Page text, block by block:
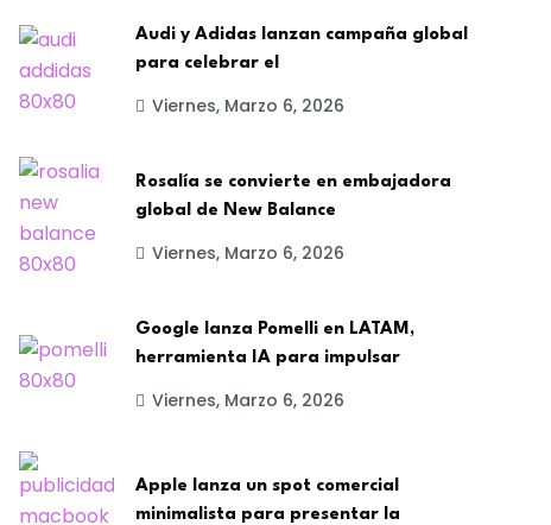
Audi y Adidas lanzan campaña global
para celebrar el
Viernes, Marzo 6, 2026
Rosalía se convierte en embajadora
global de New Balance
Viernes, Marzo 6, 2026
Google lanza Pomelli en LATAM,
herramienta IA para impulsar
Viernes, Marzo 6, 2026
Apple lanza un spot comercial
minimalista para presentar la